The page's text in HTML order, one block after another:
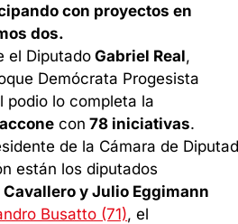
con proyectos en
dos.
el Diputado Gabriel Real,
Demócrata Progesista
podio lo completa la
con 78 iniciativas.
de la Cámara de
están los diputados
Cavallero y Julio Eggimann
Busatto (71), el